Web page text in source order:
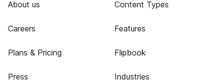
About us
Careers
Plans & Pricing
Press
Content Types
Features
Flipbook
Industries